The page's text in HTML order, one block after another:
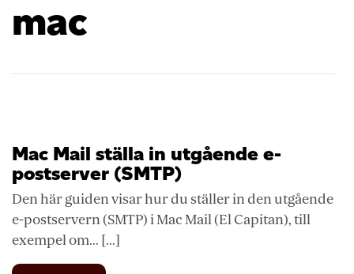
mac
Mac Mail ställa in utgående e-
postserver (SMTP)
Den här guiden visar hur du ställer in den utgående
e-postservern (SMTP) i Mac Mail (El Capitan), till
exempel om... [...]